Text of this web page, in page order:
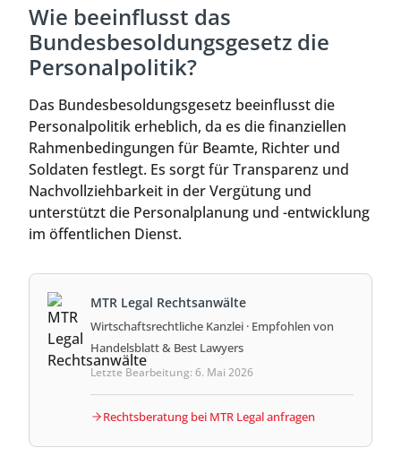
Wie beeinflusst das
Bundesbesoldungsgesetz die
Personalpolitik?
Das Bundesbesoldungsgesetz beeinflusst die
Personalpolitik erheblich, da es die finanziellen
Rahmenbedingungen für Beamte, Richter und
Soldaten festlegt. Es sorgt für Transparenz und
Nachvollziehbarkeit in der Vergütung und
unterstützt die Personalplanung und -entwicklung
im öffentlichen Dienst.
MTR Legal Rechtsanwälte
Wirtschaftsrechtliche Kanzlei · Empfohlen von
Handelsblatt & Best Lawyers
Letzte Bearbeitung: 6. Mai 2026
Rechtsberatung bei MTR Legal anfragen